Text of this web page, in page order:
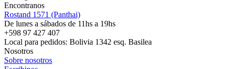
Encontranos
Rostand 1571 (Panthai)
De lunes a sábados de 11hs a 19hs
+598 97 427 407
Local para pedidos: Bolivia 1342 esq. Basilea
Nosotros
Sobre nosotros